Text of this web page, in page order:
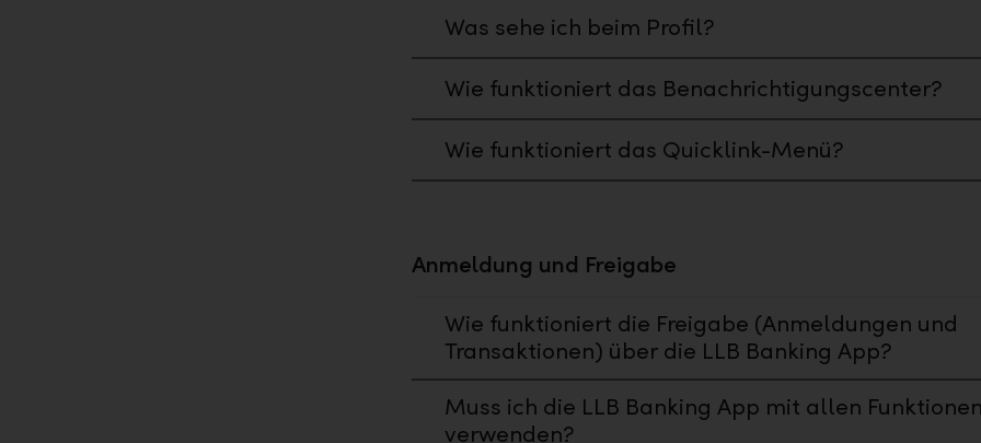
Was sehe ich beim Profil?
Wie funktioniert das Benachrichtigungscenter?
Wie funktioniert das Quicklink-Menü?
Anmeldung und Freigabe
Wie funktioniert die Freigabe (Anmeldungen und
Transaktionen) über die LLB Banking App?
Muss ich die LLB Banking App mit allen
verwenden?